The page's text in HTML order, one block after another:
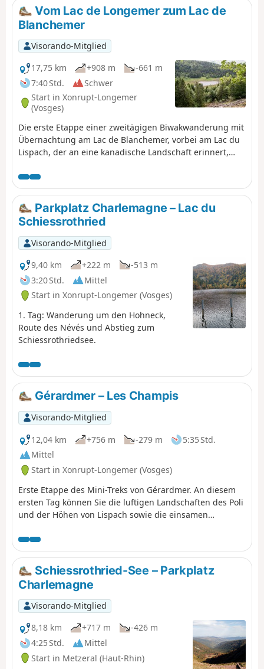
Vom Lac de Longemer zum Lac de
Blanchemer
Visorando-Mitglied
17,75 km
+908 m
-661 m
7:40 Std.
Schwer
Start in Xonrupt-Longemer
(Vosges)
Die erste Etappe einer zweitägigen Biwakwanderung mit
Übernachtung am Lac de Blanchemer, vorbei am Lac du
Lispach, der an eine kanadische Landschaft erinnert,
schöner Ausblick könnten diese erste Etappe
zusammenfassen.
Parkplatz Charlemagne – Lac du
Schiessrothried
Visorando-Mitglied
9,40 km
+222 m
-513 m
3:20 Std.
Mittel
Start in Xonrupt-Longemer (Vosges)
1. Tag: Wanderung um den Hohneck,
Route des Névés und Abstieg zum
Schiessrothriedsee.
Gérardmer – Les Champis
Visorando-Mitglied
12,04 km
+756 m -279 m
5:35 Std.
Mittel
Start in Xonrupt-Longemer (Vosges)
Erste Etappe des Mini-Treks von Gérardmer. An diesem
ersten Tag können Sie die luftigen Landschaften des Poli
und der Höhen von Lispach sowie die einsamen
Diese Etappe ermöglicht einen gleichmäßigen Fortschritt
zum Chalet des Champis, dem Ort der Unterkunft und
der Nachtruhe. Es ist auch eine Gelegenheit, eine Nacht
in einer unbewirtschafteten Hütte zu verbringen, die
(fast) alles zu bieten hat: abgeschieden und mindestens
30 Gehminuten von jeder Ortschaft entfernt, mitten in
den Strohhalmen, für alle zugänglich und das ganze
Jahr über...Sie ist ein Muss in dieser Gegend.
Schiessrothried-See – Parkplatz
Charlemagne
Visorando-Mitglied
8,18 km
+717 m
-426 m
4:25 Std.
Mittel
Start in Metzeral (Haut-Rhin)